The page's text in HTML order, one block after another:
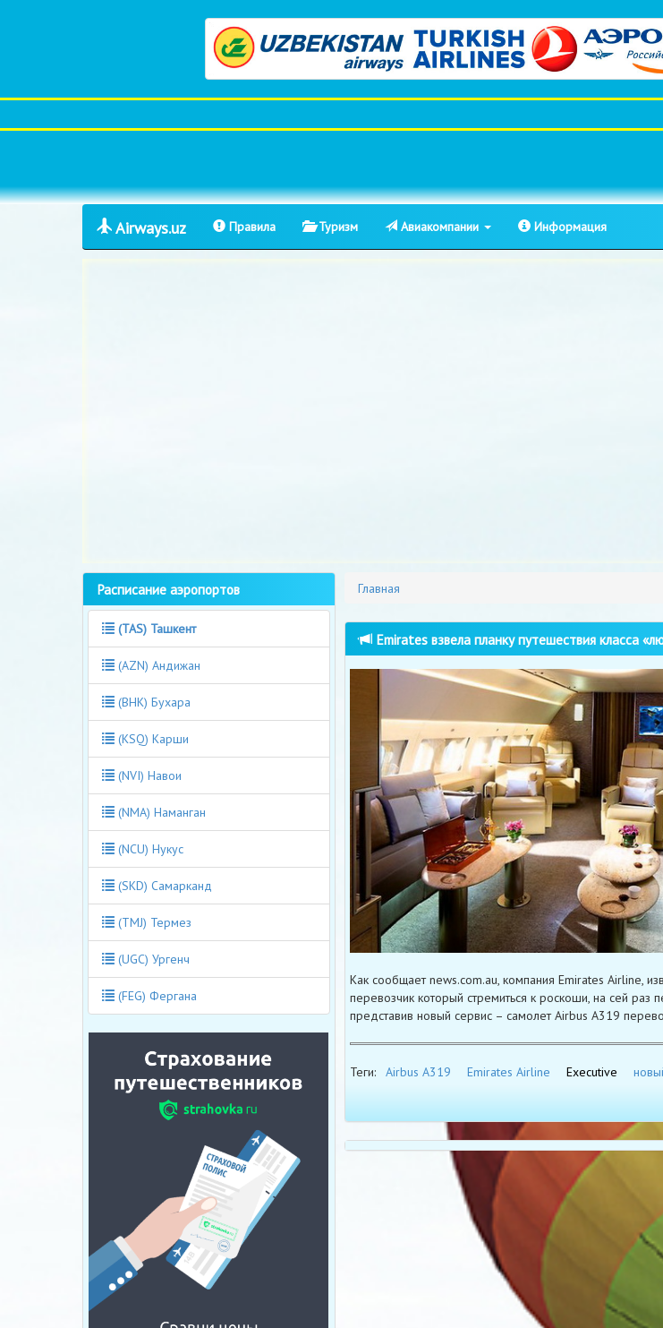
Airways.uz Правила Туризм Авиакомпании Информация
Главная
Emirates взвела планку путешествия класса
Как сообщает news.com.au, компания Emirates Airline,
перевозчик который стремиться к роскоши, на сей раз
представив новый сервис – самолет Airbus A319
Теги: Airbus A319 Emirates Airline Executive
Расписание аэропортов
(TAS) Ташкент
(AZN) Андижан
(BHK) Бухара
(KSQ) Карши
(NVI) Навои
(NMA) Наманган
(NCU) Нукус
(SKD) Самарканд
(TMJ) Термез
(UGC) Ургенч
(FEG) Фергана